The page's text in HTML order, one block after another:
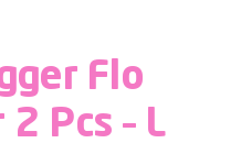
Flo
Pcs – L